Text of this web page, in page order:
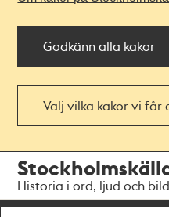
Godkänn alla kakor
Välj vilka kakor vi får
navigationen
huvudinnehållet
Historia i ord, ljud och bild